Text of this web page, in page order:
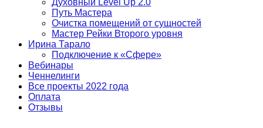
Духовный Level Up 2.0
Путь Мастера
Очистка помещений от сущностей
Мастер Рейки Второго уровня
Ирина Тарало
Подключение к «Сфере»
Вебинары
Ченнелинги
Все проекты 2022 года
Оплата
Отзывы